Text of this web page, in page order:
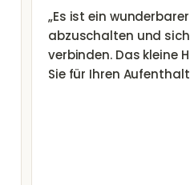
„Es ist ein
abzuschalten und
verbinden. Das kleine
Sie für Ihren